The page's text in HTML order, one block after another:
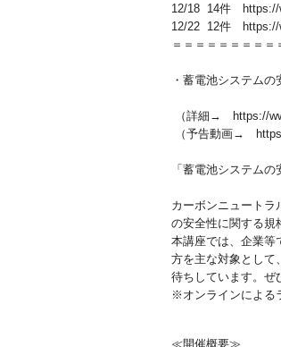
12/18 14件 https://
12/22 12件 https://
＝＝＝＝＝＝＝＝
・蓄電池システム
（詳細→ https://
（予告動画→
「蓄電池システム
カーボンニュートラ
の安全性に関する規
本講座では、企業等
方を主な対象として
待ちしています。ぜ
※オンラインによる
≪開催概要≫